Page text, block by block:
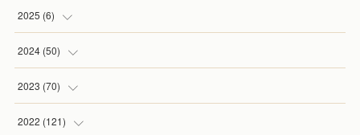
2025 (6)
(1
(2
(1)
2024 (50)
(5
(4)
2023 (70)
(4)
2022 (121)